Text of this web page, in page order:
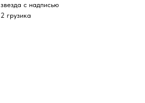
звезда с надписью
2 грузика